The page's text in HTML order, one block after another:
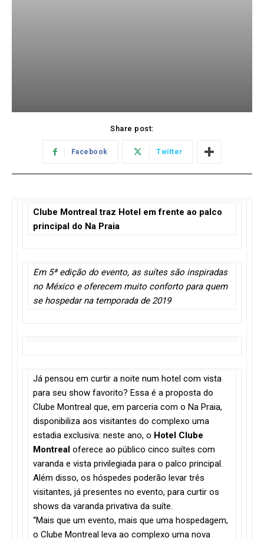
Share post:
Facebook Twitter
Clube Montreal traz Hotel em frente ao palco
principal do Na Praia
Em 5ª edição do evento, as suítes são inspiradas
no México e oferecem muito conforto para quem
se hospedar na temporada de 2019
Já pensou em curtir a noite num hotel com vista
para seu show favorito? Essa é a proposta do
Clube Montreal que, em parceria com o Na Praia,
disponibiliza aos visitantes do complexo uma
estadia exclusiva: neste ano, o Hotel Clube
Montreal oferece ao público cinco suítes com
varanda e vista privilegiada para o palco principal.
Além disso, os hóspedes poderão levar três
visitantes, já presentes no evento, para curtir os
shows da varanda privativa da suíte.
“Mais que um evento, mais que uma hospedagem,
o Clube Montreal leva ao complexo uma nova